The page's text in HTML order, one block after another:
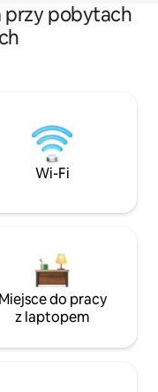
przy pobytach
Wi-Fi
Miejsce do pracy
z laptopem